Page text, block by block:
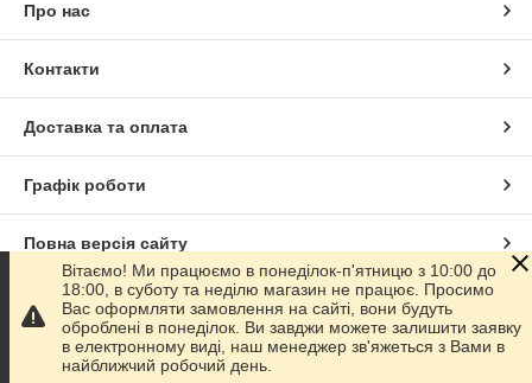
Про нас
Контакти
Доставка та оплата
Графік роботи
Повна версія сайту
Сайт створено на маркетплейсіProm.ua
Політика конфіденційності
Вітаємо! Ми працюємо в понеділок-п'ятницю з 10:00 до
18:00, в суботу та неділю магазин не працює. Просимо
Вас оформляти замовлення на сайті, вони будуть
оброблені в понеділок. Ви завджи можете залишити заявку
в електронному виді, наш менеджер зв'яжеться з Вами в
найближчий робочий день.